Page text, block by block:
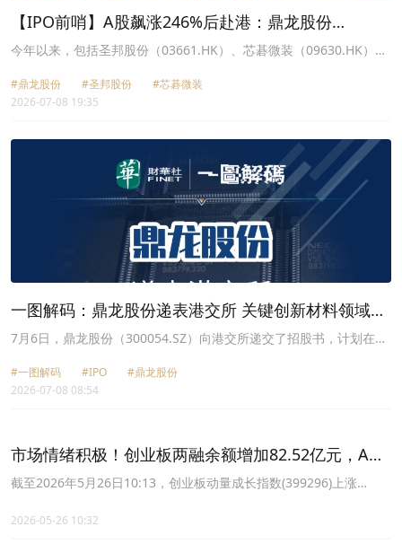
【IPO前哨】A股飙涨246%后赴港：鼎龙股份
（300054.SZ）业绩大增，却面临两大考验
今年以来，包括圣邦股份（03661.HK）、芯碁微装（09630.HK）在
#鼎龙股份 #圣邦股份
#芯碁微装
2026-07-08 19:35
一图解码：鼎龙股份递表港交所 关键创新材料领域领
军企业 业绩稳增
7月6日，鼎龙股份（300054.SZ）向港交所递交了招股书，计划在主
市；若此次顺利登陆港交所，将实现“A+H”两地上市。
#一图解码 #IPO
#鼎龙股份
2026-07-08 08:54
市场情绪积极！创业板两融余额增加82.52亿元，A股
市场唯一动量因子选股ETF创业板成长ETF华夏
截至2026年5月26日10:13，创业板动量成长指数(399296)上涨
涨3.14%，同花顺上涨3.04%，鼎龙股份上涨2.91%。
2026-05-26 10:32